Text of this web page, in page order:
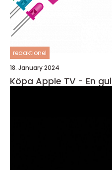
redaktionel
18. January 2024
Köpa Apple TV - En